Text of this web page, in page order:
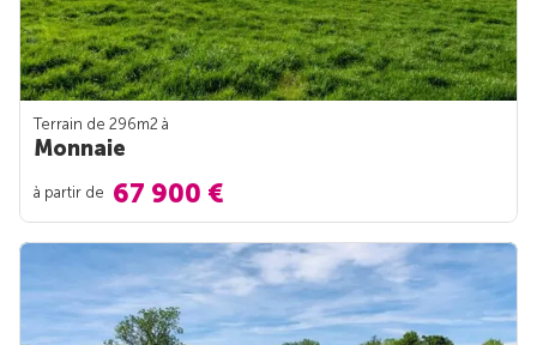
Terrain de 296m2 à
Monnaie
à partir de 67 900 €